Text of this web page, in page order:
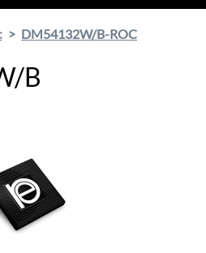
DM54132W/B-ROC
B